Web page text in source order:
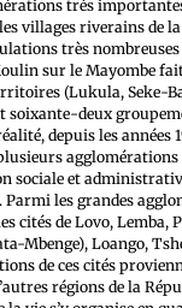
très
villages riverains de
très nombreuses
sur le Mayombe
(Lukula, Seke-
soixante-deux
depuis les années
sociale et
les grandes
cités de Lovo, Lemba,
Mbenge), Loango,
de ces cités
régions de la